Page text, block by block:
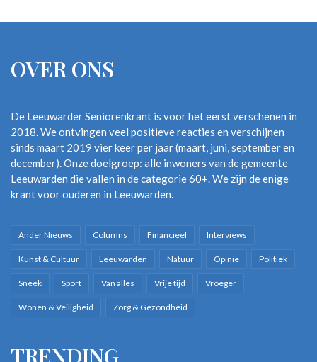
OVER ONS
De Leeuwarder Seniorenkrant is voor het eerst verschenen in
2018. We ontvingen veel positieve reacties en verschijnen
sinds maart 2019 vier keer per jaar (maart, juni, september en
december). Onze doelgroep: alle inwoners van de gemeente
Leeuwarden die vallen in de categorie 60+. We zijn de enige
krant voor ouderen in Leeuwarden.
Ander Nieuws Columns Financieel Interviews
Kunst & Cultuur Leeuwarden Natuur Opinie Politiek
Sneek Sport Van alles Vrije tijd Vroeger
Wonen & Veiligheid Zorg & Gezondheid
TRENDING